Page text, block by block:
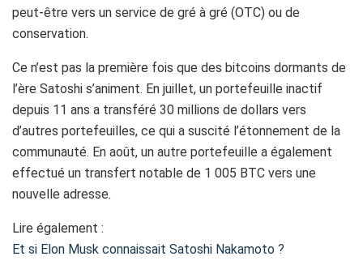
peut-être vers un service de gré à gré (OTC) ou de
conservation.
Ce n’est pas la première fois que des bitcoins dormants de
l’ère Satoshi s’animent. En juillet, un portefeuille inactif
depuis 11 ans a transféré 30 millions de dollars vers
d’autres portefeuilles, ce qui a suscité l’étonnement de la
communauté. En août, un autre portefeuille a également
effectué un transfert notable de 1 005 BTC vers une
nouvelle adresse.
Lire également :
Et si Elon Musk connaissait Satoshi Nakamoto ?